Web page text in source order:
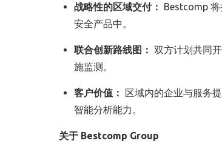
战略性的区域交付：
Bestcomp
安全产品中。
联合创新路线图： 双方计划共同
施监测。
客户价值：
区域内的企业与服务
智能分析能力。
关于 Bestcomp Group